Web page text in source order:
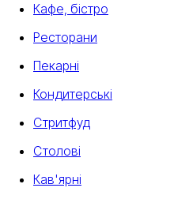
Кафе, бістро
Ресторани
Пекарні
Кондитерські
Стритфуд
Столові
Кав'ярні